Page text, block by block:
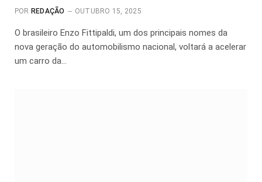
POR REDAÇÃO OUTUBRO 15, 2025
O brasileiro Enzo Fittipaldi, um dos principais nomes da
nova geração do automobilismo nacional, voltará a acelerar
um carro da…